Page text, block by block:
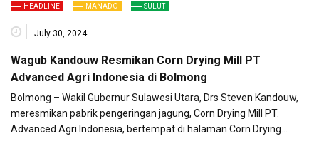
HEADLINE MANADO SULUT
July 30, 2024
Wagub Kandouw Resmikan Corn Drying Mill PT
Advanced Agri Indonesia di Bolmong
Bolmong – Wakil Gubernur Sulawesi Utara, Drs Steven Kandouw,
meresmikan pabrik pengeringan jagung, Corn Drying Mill PT.
Advanced Agri Indonesia, bertempat di halaman Corn Drying…